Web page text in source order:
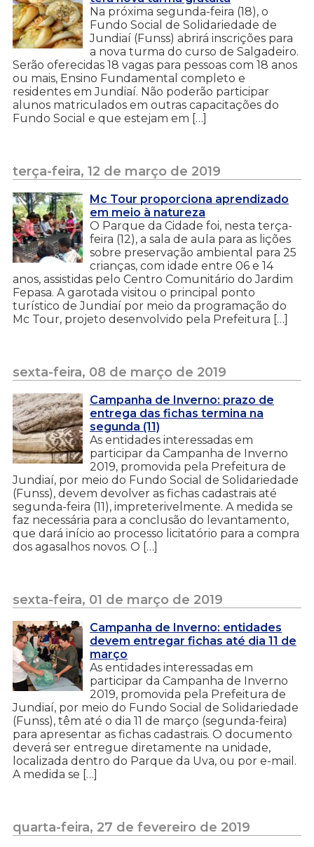
Na próxima segunda-feira (18), o
Fundo Social de Solidariedade de
Jundiaí (Funss) abrirá inscrições para
a nova turma do curso de Salgadeiro.
Serão oferecidas 18 vagas para pessoas com 18 anos
ou mais, Ensino Fundamental completo e
residentes em Jundiaí. Não poderão participar
alunos matriculados em outras capacitações do
Fundo Social e que estejam em […]
terça-feira, 12 de março de 2019
Mc Tour proporciona aprendizado
em meio à natureza
O Parque da Cidade foi, nesta terça-
feira (12), a sala de aula para as lições
sobre preservação ambiental para 25
crianças, com idade entre 06 e 14
anos, assistidas pelo Centro Comunitário do Jardim
Fepasa. A garotada visitou o principal ponto
turístico de Jundiaí por meio da programação do
Mc Tour, projeto desenvolvido pela Prefeitura […]
sexta-feira, 08 de março de 2019
Campanha de Inverno: prazo de
entrega das fichas termina na
segunda (11)
As entidades interessadas em
participar da Campanha de Inverno
2019, promovida pela Prefeitura de
Jundiaí, por meio do Fundo Social de Solidariedade
(Funss), devem devolver as fichas cadastrais até
segunda-feira (11), impreterivelmente. A medida se
faz necessária para a conclusão do levantamento,
que dará início ao processo licitatório para a compra
dos agasalhos novos. O […]
sexta-feira, 01 de março de 2019
Campanha de Inverno: entidades
devem entregar fichas até dia 11 de
março
As entidades interessadas em
participar da Campanha de Inverno
2019, promovida pela Prefeitura de
Jundiaí, por meio do Fundo Social de Solidariedade
(Funss), têm até o dia 11 de março (segunda-feira)
para apresentar as fichas cadastrais. O documento
deverá ser entregue diretamente na unidade,
localizada dentro do Parque da Uva, ou por e-mail.
A medida se […]
quarta-feira, 27 de fevereiro de 2019